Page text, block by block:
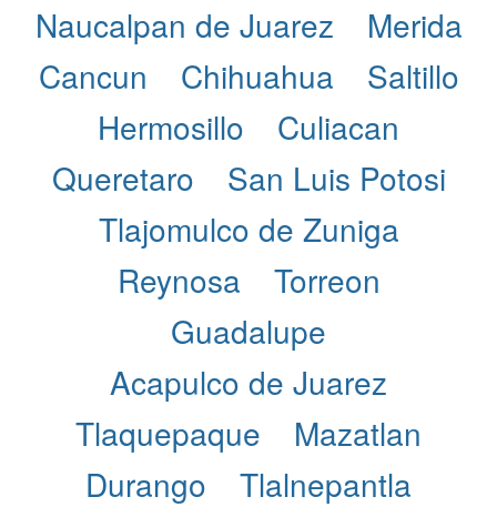
Naucalpan de Juarez
Merida
Cancun
Chihuahua
Saltillo
Hermosillo
Culiacan
Queretaro
San Luis Potosi
Tlajomulco de Zuniga
Reynosa
Torreon
Guadalupe
Acapulco de Juarez
Tlaquepaque
Mazatlan
Durango
Tlalnepantla